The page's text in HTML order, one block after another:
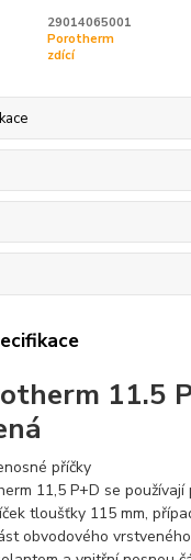
29014065001
Porotherm
zdící
11.5
příčky
11,5 P+D se
tloušťky 115 mm,
obvodového